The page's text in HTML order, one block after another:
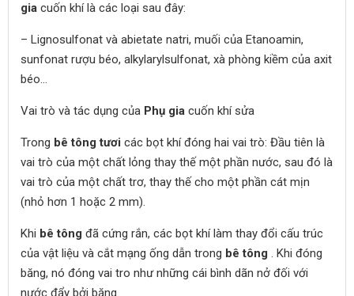
gia cuốn khí là các loại sau đây:
– Lignosulfonat và abietate natri, muối của Etanoamin,
sunfonat rượu béo, alkylarylsulfonat, xà phòng kiềm của axit
béo…
Vai trò và tác dụng của Phụ gia cuốn khí sửa
Trong bê tông tươi các bọt khí đóng hai vai trò: Đầu tiên là
vai trò của một chất lỏng thay thế một phần nước, sau đó là
vai trò của một chất trơ, thay thế cho một phần cát mịn
(nhỏ hơn 1 hoặc 2 mm).
Khi bê tông đã cứng rắn, các bọt khí làm thay đổi cấu trúc
của vật liệu và cắt mạng ống dẫn trong bê tông . Khi đóng
băng, nó đóng vai tro như những cái bình dãn nở đối với
nước đẩy bởi băng.